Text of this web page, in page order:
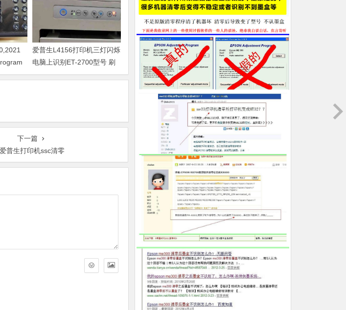
爱普生L4156打印机三灯闪烁
电脑上识别ET-2700型号 刷
固件快速解决问题
下一篇
爱普生打印机ssc清零